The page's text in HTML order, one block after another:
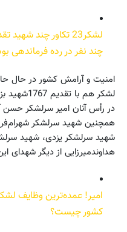
لشکر23 تکاور چند
چند نفر در رده فرماندهی
امنیت و آرامش کشور در حال
لشکر هم
در رأس آنان امیر سرلشکر حسن
همچنین شهید سرلشکر
شهید سرلشکر یزدی، شهید
هداوند‌میرزایی از دیگر شهدای
کشور چیست؟